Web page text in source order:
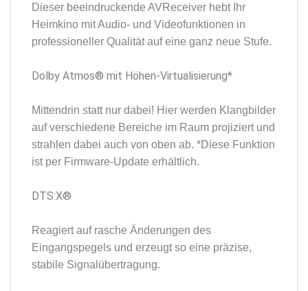
Dieser beeindruckende AVReceiver hebt Ihr
Heimkino mit Audio- und Videofunktionen in
professioneller Qualität auf eine ganz neue Stufe.
Dolby Atmos® mit Höhen-Virtualisierung*
Mittendrin statt nur dabei! Hier werden Klangbilder
auf verschiedene Bereiche im Raum projiziert und
strahlen dabei auch von oben ab. *Diese Funktion
ist per Firmware-Update erhältlich.
DTS:X®
Reagiert auf rasche Änderungen des
Eingangspegels und erzeugt so eine präzise,
stabile Signalübertragung.